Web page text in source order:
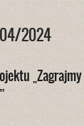
2024
„Zagrajmy